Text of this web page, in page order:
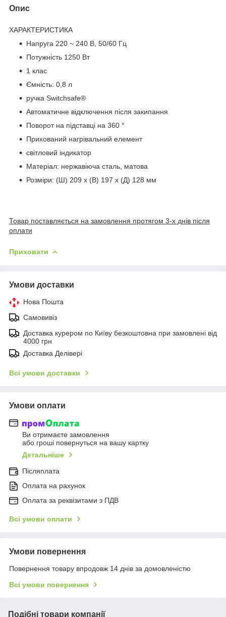
Опис
ХАРАКТЕРИСТИКА
Напруга 220 ~ 240 В, 50/60 Гц
Потужність 1250 Вт
1 клас
Ємність: 0,8 л
ручка Switchsafe®
Автоматичне відключення після закипання
Поворот на підставці на 360 °
Прихований нагрівальний елемент
світловий індикатор
Матеріал: нержавіюча сталь, матова
Розміри: (Ш) 209 х (В) 197 х (Д) 128 мм
Товар поставляється на замовлення протягом 3-х днів після
оплати
Приховати
Умови доставки
Нова Пошта
Самовивіз
Доставка курером по Київу безкоштовна при замовлені від
4000 грн
Доставка Делівері
Всі умови доставки
Умови оплати
Ви отримаєте замовлення
або гроші повернуться на вашу картку
Детальніше
Післяплата
Оплата на рахунок
Оплата за реквізитами з ПДВ
Всі умови оплати
Умови повернення
Повернення товару впродовж 14 днів за домовленістю
Всі умови повернення
Подібні товари компанії